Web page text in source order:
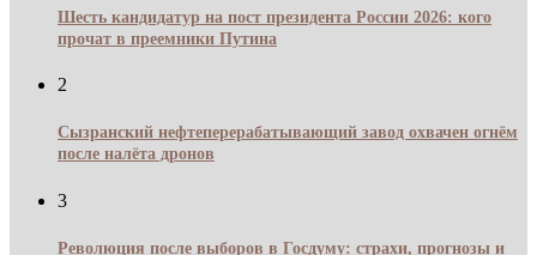
Шесть кандидатур на пост президента России 2026: кого
прочат в преемники Путина
2
Сызранский нефтеперерабатывающий завод охвачен огнём
после налёта дронов
3
Революция после выборов в Госдуму: страхи, прогнозы и